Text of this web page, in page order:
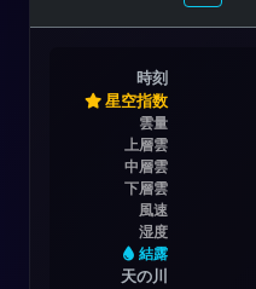
時刻
星空指数
雲量
上層雲
中層雲
下層雲
風速
湿度
結露
天の川